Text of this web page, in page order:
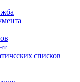
списков